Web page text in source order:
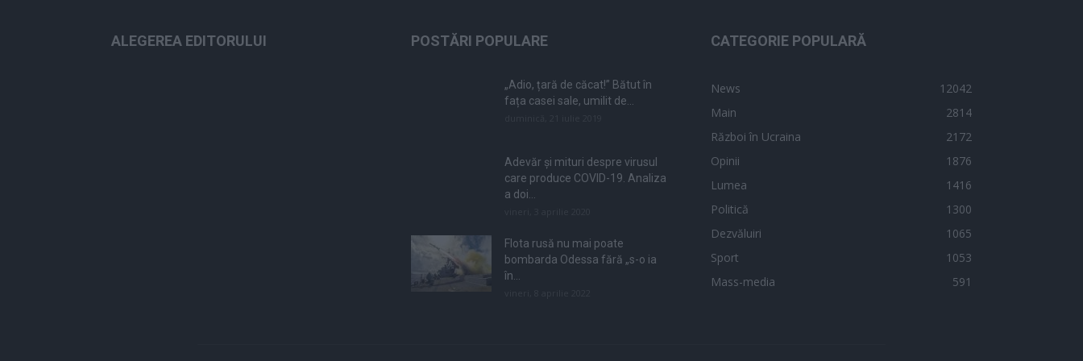
ALEGEREA EDITORULUI POSTĂRI POPULARE
„Adio, țară de căcat!” Bătut în
fața casei sale, umilit de...
Adevăr și mituri despre virusul
care produce COVID-19. Analiza
a doi...
Flota rusă nu mai poate
bombarda Odessa fără „s-o ia
în...
CATEGORIE POPULARĂ
News
12042
Main
2814
Război în Ucraina
2172
Opinii
1876
Lumea
1416
Politică
1300
Dezvăluiri
1065
Sport
1053
Mass-media
591